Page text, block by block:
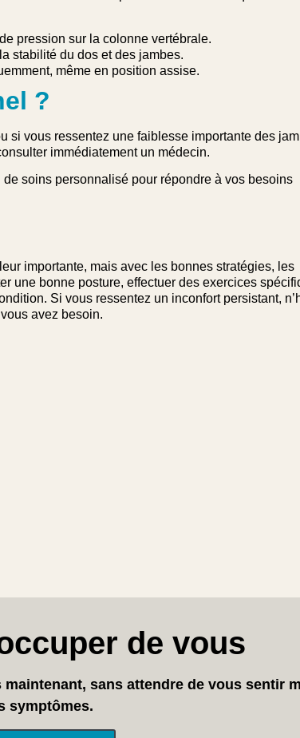
pression sur la colonne vertébrale.
stabilité du dos et des jambes.
même en position assise.
?
si vous ressentez une faiblesse importante des
immédiatement un médecin.
soins personnalisé pour répondre à vos besoins
importante, mais avec les bonnes stratégies, les
une bonne posture, effectuer des exercices
Si vous ressentez un inconfort persistant,
avez besoin.
de vous
sans attendre de vous sentir
symptômes.